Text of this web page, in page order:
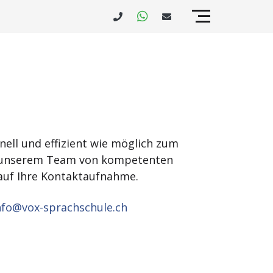
und effizient wie möglich zum
Team von kompetenten
Ihre Kontaktaufnahme.
sprachschule.ch